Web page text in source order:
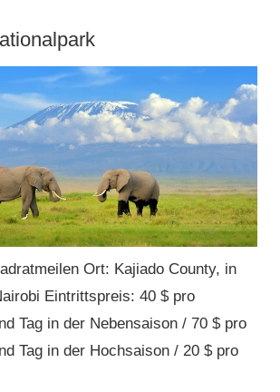
Ort: Kajiado County, in
Eintrittspreis: 40 $ pro
Tag in der Nebensaison / 70 $ pro
Tag in der Hochsaison / 20 $ pro